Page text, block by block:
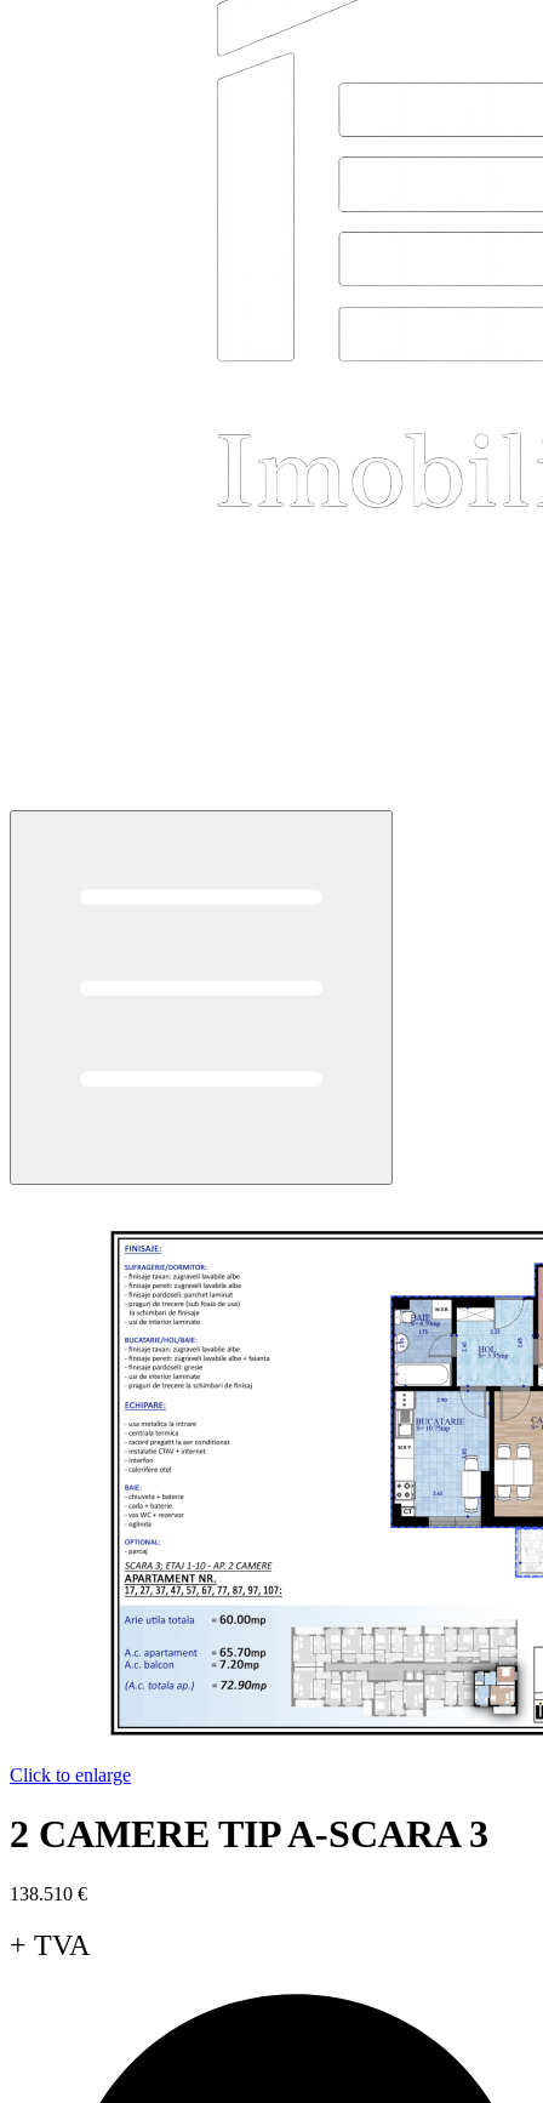
Click to enlarge
2 CAMERE TIP A-SCARA 3
138.510 €
+ TVA